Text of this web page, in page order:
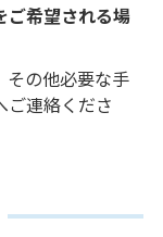
希望される場
の他必要な手
ご連絡くださ